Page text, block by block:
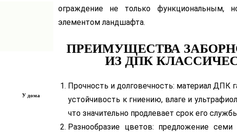
У дома
ограждение не только функциональным,
элементом ландшафта.
ПРЕИМУЩЕСТВА
ИЗ ДПК
Прочность и долговечность: материал ДПК
устойчивость к гниению, влаге и
что значительно продлевает срок его
Разнообразие цветов: предложение